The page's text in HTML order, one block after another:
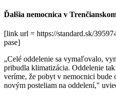
Ďalšia nemocnica v
[link url = https://standard.sk/
pase]
„Celé oddelenie sa vymaľovalo,
pribudla klimatizácia. Oddelenie
veríme, že pobyt v nemocnici bude
novým posteliam na oddelení,"